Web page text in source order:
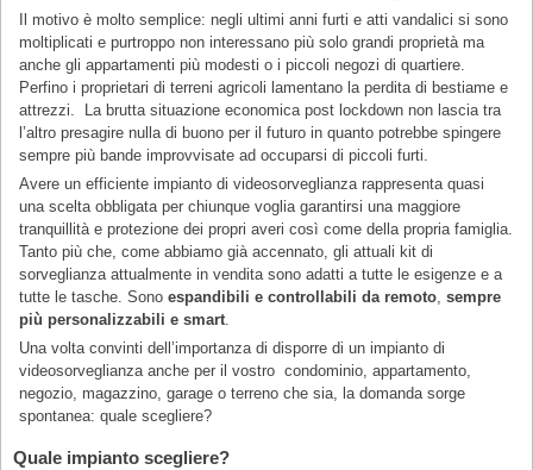
Il motivo è molto semplice: negli ultimi anni furti e atti vandalici si sono
moltiplicati e purtroppo non interessano più solo grandi proprietà ma
anche gli appartamenti più modesti o i piccoli negozi di quartiere.
Perfino i proprietari di terreni agricoli lamentano la perdita di bestiame e
attrezzi. La brutta situazione economica post lockdown non lascia tra
l’altro presagire nulla di buono per il futuro in quanto potrebbe spingere
sempre più bande improvvisate ad occuparsi di piccoli furti.
Avere un efficiente impianto di videosorveglianza rappresenta quasi
una scelta obbligata per chiunque voglia garantirsi una maggiore
tranquillità e protezione dei propri averi così come della propria famiglia.
Tanto più che, come abbiamo già accennato, gli attuali kit di
sorveglianza attualmente in vendita sono adatti a tutte le esigenze e a
tutte le tasche. Sonoespandibili e controllabili da remoto,sempre
più personalizzabili e smart.
Una volta convinti dell’importanza di disporre di un impianto di
videosorveglianza anche per il vostro condominio, appartamento,
negozio, magazzino, garage o terreno che sia, la domanda sorge
spontanea: quale scegliere?
Quale impianto scegliere?